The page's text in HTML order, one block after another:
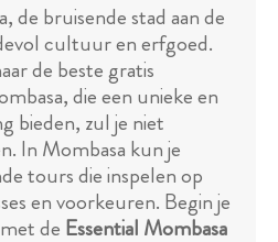
de bruisende stad aan de
cultuur en erfgoed.
de beste gratis
die een unieke en
bieden, zul je niet
In Mombasa kun je
tours die inspelen op
en voorkeuren. Begin je
de Essential Mombasa